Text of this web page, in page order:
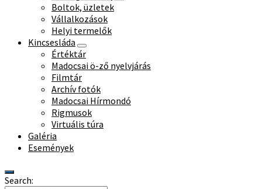
Boltok, üzletek
Vállalkozások
Helyi termelők
Kincsesláda
Értéktár
Madocsai ö-ző nyelvjárás
Filmtár
Archív fotók
Madocsai Hírmondó
Rigmusok
Virtuális túra
Galéria
Események
Search: